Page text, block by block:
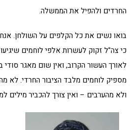
החרדים ולהפיל את הממשלה.
בואו נשים את כל הקלפים על השולחן.
כי צה"ל זקוק לעשרות אלפי לוחמים שיגיעו
לאורך העשור הקרוב, ואין שום מאגר סודי
מספיק לוחמים מלבד הציבור החרדי. לא
ולא מהערבים – ואין צורך להכביר מילים